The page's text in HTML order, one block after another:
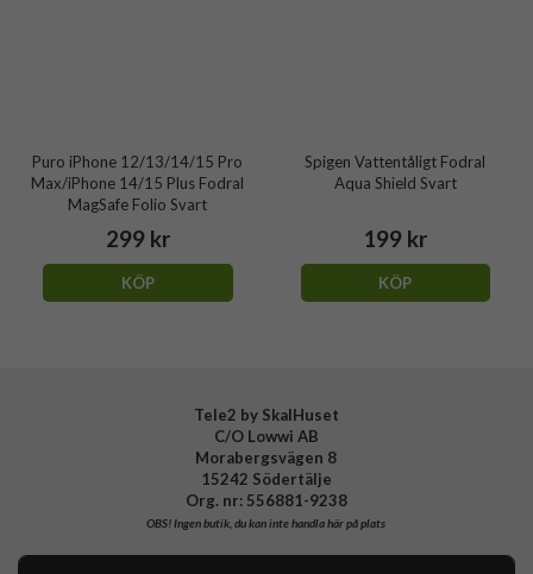
Puro iPhone 12/13/14/15 Pro
Max/iPhone 14/15 Plus Fodral
MagSafe Folio Svart
299 kr
KÖP
Spigen Vattentåligt Fodral
Aqua Shield Svart
199 kr
KÖP
Tele2 by SkalHuset
C/O Lowwi AB
Morabergsvägen 8
15242 Södertälje
Org. nr: 556881-9238
OBS!Ingen butik, du kan inte handla här på plats